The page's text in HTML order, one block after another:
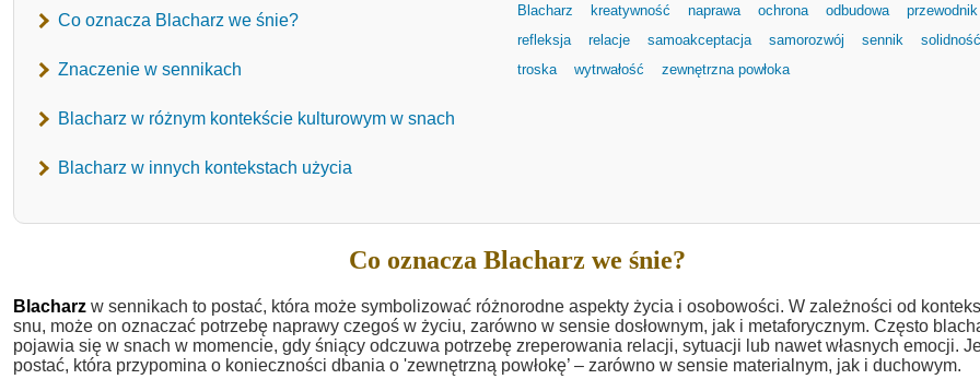
Co oznacza Blacharz we śnie?
Znaczenie w sennikach
Blacharz w różnym kontekście kulturowym w snach
Blacharz w innych kontekstach użycia
Blacharz kreatywność naprawa ochrona odbudowa
przewodnik
refleksja
relacje samoakceptacja samorozwój sennik
solidność
troska
wytrwałość zewnętrzna powłoka
Co oznacza Blacharz we śnie?
Blacharz w sennikach to postać, która może symbolizować różnorodne aspekty życia i osobowości. W zależności od
snu, może on oznaczać potrzebę naprawy czegoś w życiu, zarówno w sensie dosłownym, jak i metaforycznym. Często
pojawia się w snach w momencie, gdy śniący odczuwa potrzebę zreperowania relacji, sytuacji lub nawet własnych emocji.
postać, która przypomina o konieczności dbania o 'zewnętrzną powłokę’ – zarówno w sensie materialnym, jak i duchowym.